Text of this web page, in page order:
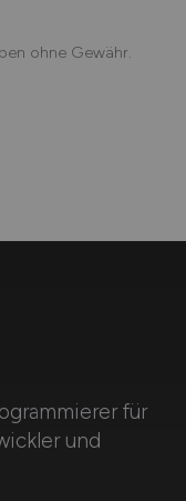
ohne Gewähr.
für
und